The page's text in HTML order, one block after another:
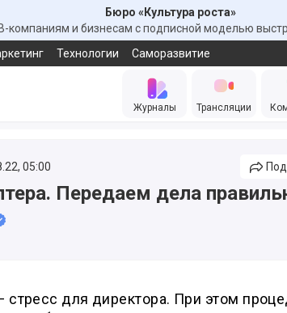
Бюро «Культура роста»
компаниям и бизнесам с подписной моделью
Технологии Саморазвитие
Журналы Трансляции
05:00
Передаем дела
стресс для директора. При этом